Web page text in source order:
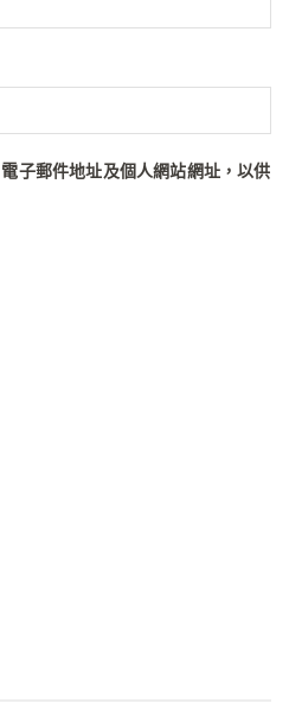
子郵件地址及個人網站網址，以供